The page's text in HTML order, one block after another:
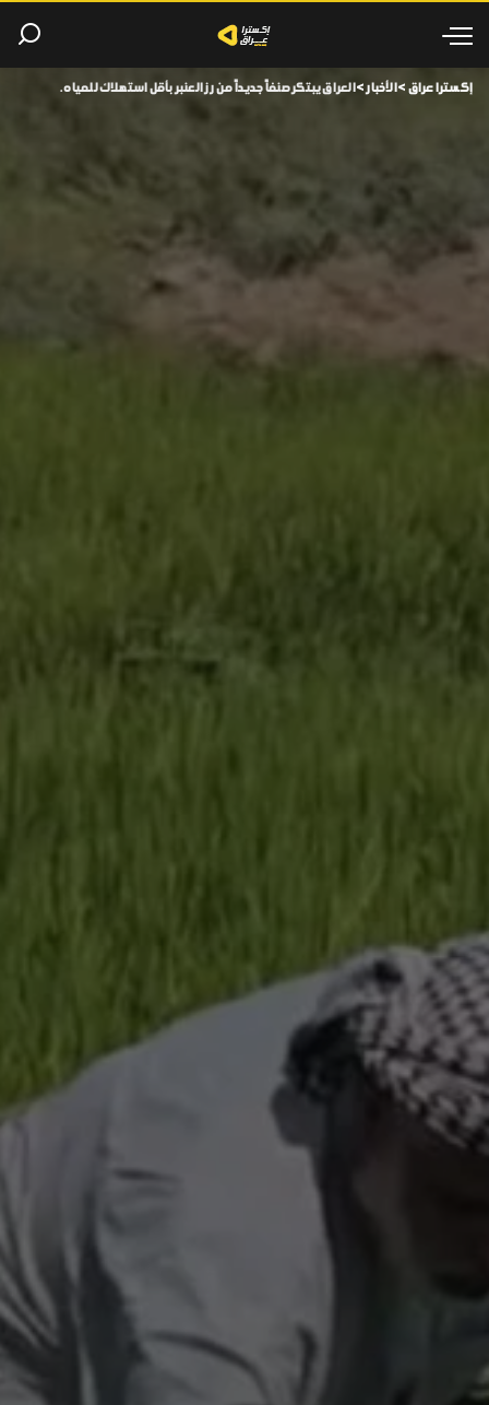
إكسترا عراق >الأخبار>العراق يبتكر صنفاً جديداً من رز العنبر بأقل استهلاك للمياه.